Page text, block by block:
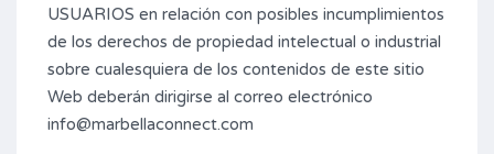
USUARIOS en relación con posibles incumplimientos
de los derechos de propiedad intelectual o industrial
sobre cualesquiera de los contenidos de este sitio
Web deberán dirigirse al correo electrónico
info@marbellaconnect.com